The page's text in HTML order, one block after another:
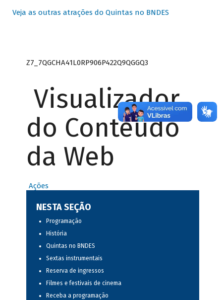
Veja as outras atrações do Quintas no BNDES
Z7_7QGCHA41L0RP906P422Q9QGGQ3
Visualizador
do Conteúdo
da Web
Ações
NESTA SEÇÃO
Programação
História
Quintas no BNDES
Sextas instrumentais
Reserva de ingressos
Filmes e festivais de cinema
Receba a programação